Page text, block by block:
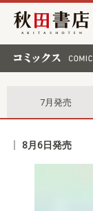
秋田書店
7月発売
8月6日発売